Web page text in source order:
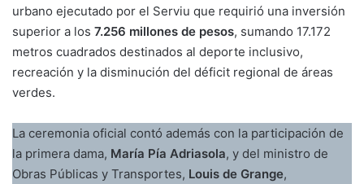
urbano ejecutado por el Serviu que requirió una inversión
superior a los 7.256 millones de pesos, sumando 17.172
metros cuadrados destinados al deporte inclusivo,
recreación y la disminución del déficit regional de áreas
verdes.
La ceremonia oficial contó además con la participación de
la primera dama, María Pía Adriasola, y del ministro de
Obras Públicas y Transportes, Louis de Grange,